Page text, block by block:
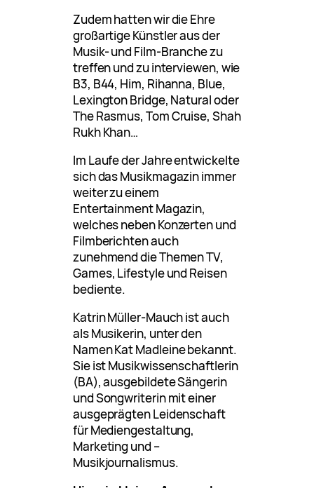
Zudem hatten wir die Ehre
großartige Künstler aus der
Musik- und Film-Branche zu
treffen und zu interviewen, wie
B3, B44, Him, Rihanna, Blue,
Lexington Bridge, Natural oder
The Rasmus, Tom Cruise, Shah
Rukh Khan…
Im Laufe der Jahre entwickelte
sich das Musikmagazin immer
weiter zu einem
Entertainment Magazin,
welches neben Konzerten und
Filmberichten auch
zunehmend die Themen TV,
Games, Lifestyle und Reisen
bediente.
Katrin Müller-Mauch ist auch
als Musikerin, unter den
Namen Kat Madleine bekannt.
Sie ist Musikwissenschaftlerin
(BA), ausgebildete Sängerin
und Songwriterin mit einer
ausgeprägten Leidenschaft
für Mediengestaltung,
Marketing und –
Musikjournalismus.